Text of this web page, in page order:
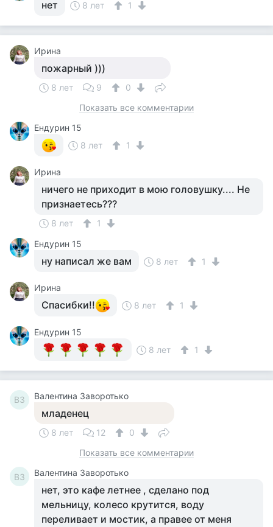
нет 8 лет 1
Ирина
пожарный )))
8 лет 9
0
Показать все комментарии
Ендурин 15
8 лет
1
Ирина
ничего не приходит в мою головушку.... Не
признаетесь???
8 лет
1
Ендурин 15
ну написал же вам 8 лет 1
Ирина
Спасибки!! 8 лет 1
Ендурин 15
8 лет
1
ВЗ Валентина Заворотько
младенец
8 лет 12
0
Показать все комментарии
ВЗ Валентина Заворотько
нет, это кафе летнее , сделано под
мельницу, колесо крутится, воду
переливает и мостик, а правее от меня